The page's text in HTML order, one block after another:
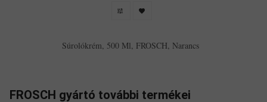
Súrolókrém, 500 Ml, FROSCH, Narancs
FROSCH gyártó további termékei